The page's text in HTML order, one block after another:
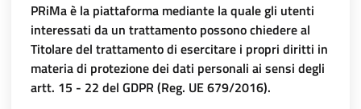
PRiMa è la piattaforma mediante la quale gli utenti
interessati da un trattamento possono chiedere al
Titolare del trattamento di esercitare i propri diritti in
materia di protezione dei dati personali ai sensi degli
artt. 15 - 22 del GDPR (Reg. UE 679/2016).